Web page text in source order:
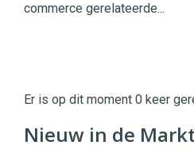
commerce gerelateerde...
Commerce https://
96 54
Er is op dit moment 0 keer
Nieuw in de